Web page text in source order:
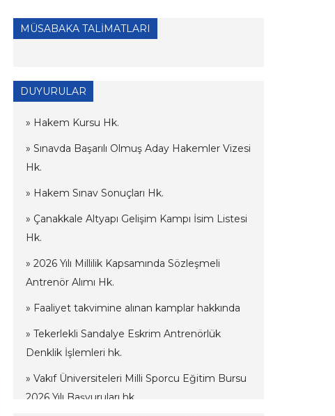
MÜSABAKA TALİMATLARI
DUYURULAR
» Hakem Kursu Hk.
» Sınavda Başarılı Olmuş Aday Hakemler Vizesi
Hk.
» Hakem Sınav Sonuçları Hk.
» Çanakkale Altyapı Gelişim Kampı İsim Listesi
Hk.
» 2026 Yılı Millilik Kapsamında Sözleşmeli
Antrenör Alımı Hk.
» Faaliyet takvimine alınan kamplar hakkında
» Tekerlekli Sandalye Eskrim Antrenörlük
Denklik İşlemleri hk.
» Vakıf Üniversiteleri Milli Sporcu Eğitim Bursu
2026 Yılı Başvuruları hk.